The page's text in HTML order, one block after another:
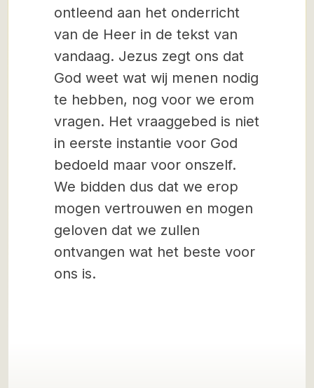
ontleend aan het onderricht
van de Heer in de tekst van
vandaag. Jezus zegt ons dat
God weet wat wij menen nodig
te hebben, nog voor we erom
vragen. Het vraaggebed is niet
in eerste instantie voor God
bedoeld maar voor onszelf.
We bidden dus dat we erop
mogen vertrouwen en mogen
geloven dat we zullen
ontvangen wat het beste voor
ons is.